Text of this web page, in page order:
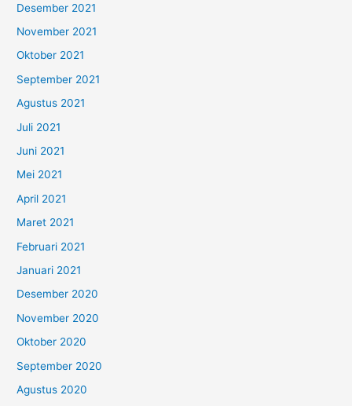
Desember 2021
November 2021
Oktober 2021
September 2021
Agustus 2021
Juli 2021
Juni 2021
Mei 2021
April 2021
Maret 2021
Februari 2021
Januari 2021
Desember 2020
November 2020
Oktober 2020
September 2020
Agustus 2020